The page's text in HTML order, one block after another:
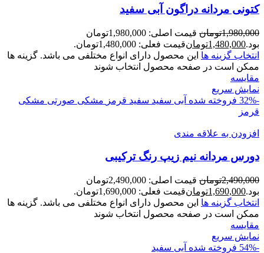
کتونی مردانه دراگون آبی سفيد
1,980,000تومان
قیمت اصلی: 1,980,000تومان
بود.1,480,000تومانقیمت فعلی: 1,480,000تومان.
انتخاب گزینه ها این محصول دارای انواع مختلفی می باشد. گزینه ها
ممکن است در صفحه محصول انتخاب شوند
مقايسه
نمایش سریع
-32%
فروخته شده آبی سفید سفید قرمز مشکی صورتی مشکی
قرمز
افزودن به علاقه مندی
دورس مردانه نيم زيپ رنگ ترکیبی
2,490,000تومان
قیمت اصلی: 2,490,000تومان
بود.1,690,000تومانقیمت فعلی: 1,690,000تومان.
انتخاب گزینه ها این محصول دارای انواع مختلفی می باشد. گزینه ها
ممکن است در صفحه محصول انتخاب شوند
مقايسه
نمایش سریع
-54%
فروخته شده آبی سفید